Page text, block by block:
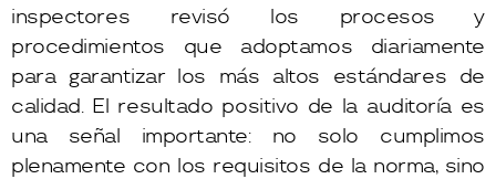
inspectores revisó los procesos y
procedimientos que adoptamos diariamente
para garantizar los más altos estándares de
calidad. El resultado positivo de la auditoría es
una señal importante: no solo cumplimos
plenamente con los requisitos de la norma, sino